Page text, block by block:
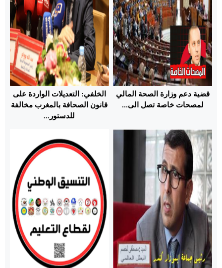
قضية دعم وزارة الصحة المالي
لمصحات خاصة تصل الى...
الخلفي: التعديلات الواردة على
قانون الصحافة بالمغرب مخالفة
للدستور...